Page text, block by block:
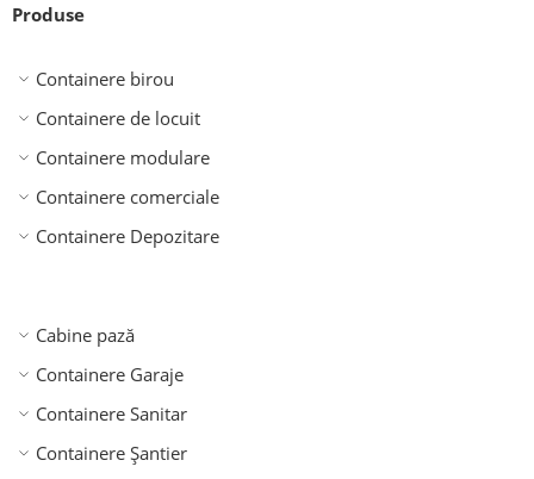
Produse
Containere birou
Containere de locuit
Containere modulare
Containere comerciale
Containere Depozitare
Cabine pază
Containere Garaje
Containere Sanitar
Containere Șantier